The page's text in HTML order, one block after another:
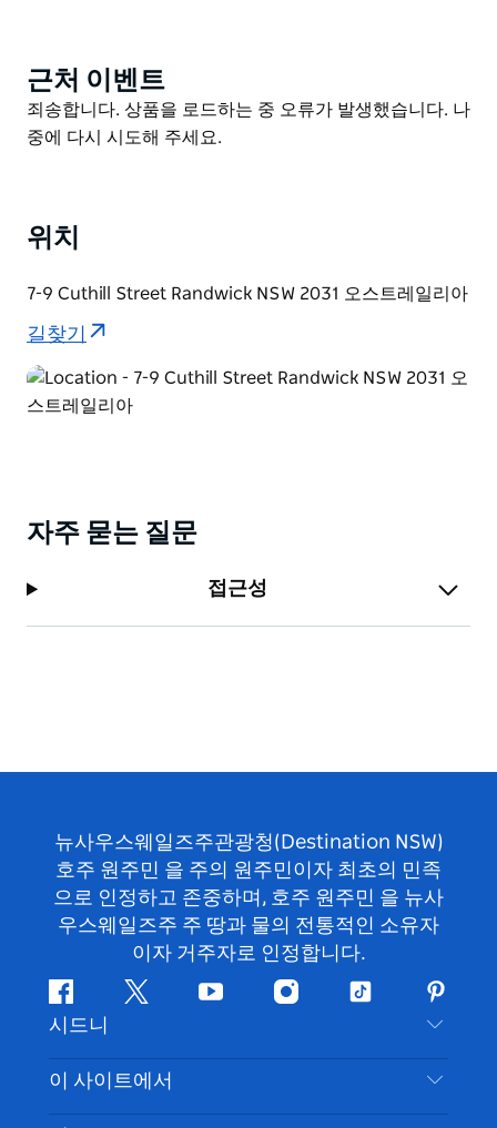
서큘러 키(Circular Quay)로 운행하고 본다이 정션
(Bondi Junction)과 해변으로 가는 버스도 몇 분 간격으
로 운행되어 대중교통 이용이 편리합니다. 쿠지 비치
(Coogee Beach)까지 걸어서 수영이나 서핑을 즐기거나
하이 크로스 랜드윅의 객실 종류는 스몰 더블룸 퀸룸 트윈
(King Room Three) 또는 킹룸 포(King Room Four)를 선
택하실 수 있으며 각각 3인과 4인까지 숙박 가능합니다.
피 메이커가 갖춰져 있습니다. 모든 객실에는 전용 욕실과
세면도구가 제공됩니다. 하이 크로스 랜드윅에는 투숙객
Product
List
근처 이벤트
Product
List
죄송합니다. 상품을 로드하는 중 오류가 발생했습니다. 나
중에 다시 시도해 주세요.
위치
7-9 Cuthill Street Randwick NSW 2031 오스트레일리아
길찾기
자주 묻는 질문
접근성
뉴사우스웨일즈주관광청(Destination NSW)
호주 원주민 을 주의 원주민이자 최초의 민족
으로 인정하고 존중하며, 호주 원주민 을 뉴사
우스웨일즈주 주 땅과 물의 전통적인 소유자
이자 거주자로 인정합니다.
페
이
스
북
지
귀
다
유
브
인
타
램
틱
핀
터
레
스
트
시드니
문의하기
부인 성명
이 사이트에서